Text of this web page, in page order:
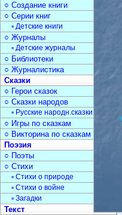
○ Создание книги
○ Серии книг
▫ Детские книги
○ Журналы
▫ Детские журналы
○ Библиотеки
○ Журналистика
Сказки
○ Герои сказок
○ Сказки народов
▫ Русские народн.сказки
○ Игры по сказкам
○ Викторина по сказкам
Поэзия
○ Поэты
○ Стихи
▫ Стихи о природе
▫ Стихи о войне
▫ Загадки
Текст